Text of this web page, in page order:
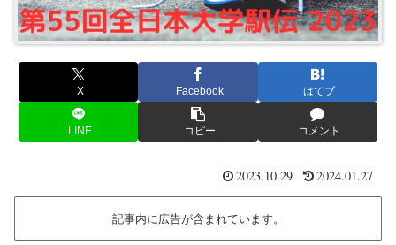
X Facebook はてブ
LINE コピー コメント
2023.10.29 2024.01.27
記事内に広告が含まれています。